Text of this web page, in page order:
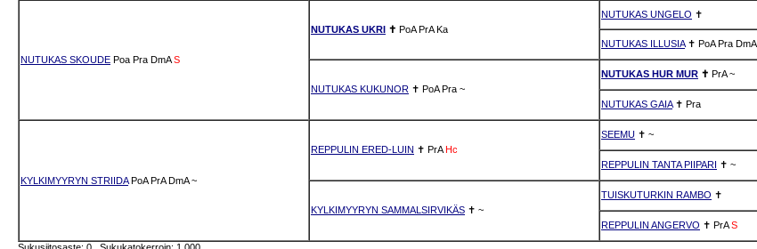
NUTUKAS SKOUDE Poa Pra DmA S
NUTUKAS UKRI ✝ PoA PrA Ka
NUTUKAS UNGELO ✝
NUTUKAS ILLUSIA✝ PoA Pra DmA
NUTUKAS KUKUNOR ✝ PoA Pra ~
NUTUKAS HUR MUR ✝ PrA ~
NUTUKAS GAIA✝ Pra
KYLKIMYYRYN STRIIDA PoA PrA DmA ~
REPPULIN ERED-LUIN ✝ PrA Hc
SEEMU ✝ ~
REPPULIN TANTA PIIPARI ✝ ~
KYLKIMYYRYN SAMMALSIRVIKÄS ✝ ~
TUISKUTURKIN RAMBO ✝
REPPULIN ANGERVO ✝ PrA S